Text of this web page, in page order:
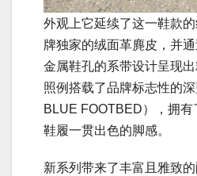
外观上它延续了这一鞋款
牌独家的绒面革麂皮，并
金属鞋孔的系带设计呈现
照例搭载了品牌标志性的
BLUE FOOTBED），拥
鞋履一贯出色的脚感。
新系列带来了丰富且雅致